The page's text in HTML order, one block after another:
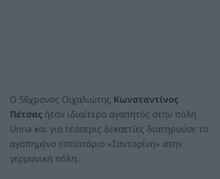
Ο 56χρονος Οιχαλιώτης Κωνσταντίνος
Πέτσας ήταν ιδιαίτερα αγαπητός στην πόλη
Unna και για τέσσερις δεκαετίες διατηρούσε το
αγαπημένο εστιατόριο «Σαντορίνη» στην
γερμανική πόλη.